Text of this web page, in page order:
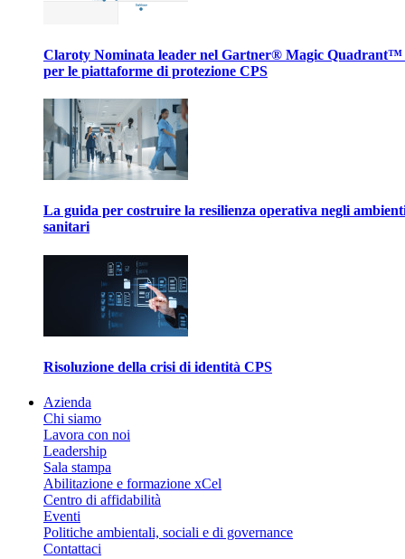
Claroty Nominata leader nel Gartner® Magic Quadrant™
per le piattaforme di protezione CPS
La guida per costruire la resilienza operativa negli
sanitari
Risoluzione della crisi di identità CPS
Azienda
Chi siamo
Lavora con noi
Leadership
Sala stampa
Abilitazione e formazione xCel
Centro di affidabilità
Eventi
Politiche ambientali, sociali e di governance
Contattaci